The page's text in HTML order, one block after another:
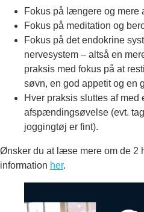
Fokus på længere og mere
Fokus på meditation og
Fokus på det endokrine
nervesystem – altså en
praksis med fokus på at
søvn, en god appetit og en
Hver praksis sluttes af
afspændingsøvelse (evt.
joggingtøj er fint).
Ønsker du at læse mere om de 2
information her.